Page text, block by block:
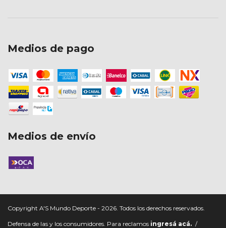
Medios de pago
Medios de envío
Copyright A'S Mundo Deporte - 2026. Todos los derechos reservados.
Defensa de las y los consumidores. Para reclamos ingresá acá. /